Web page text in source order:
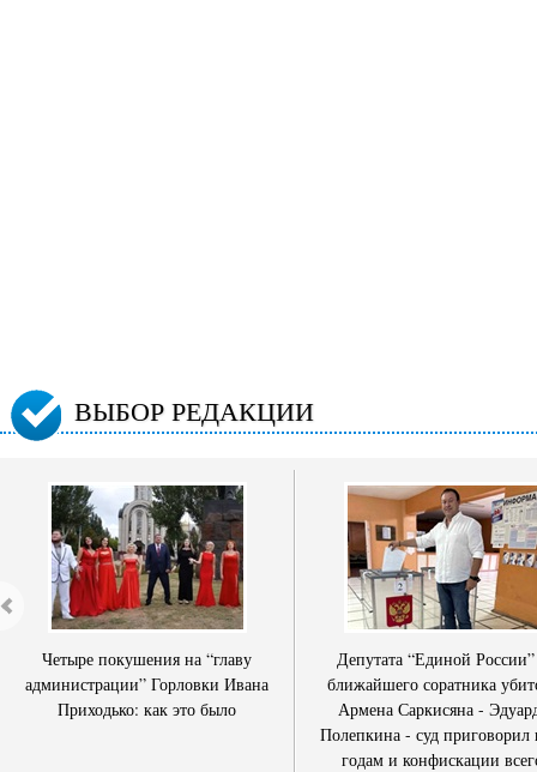
ВЫБОР РЕДАКЦИИ
Четыре покушения на “главу
администрации” Горловки Ивана
Приходько: как это было
Депутата “Единой
ближайшего соратника
Армена Саркисяна -
Полепкина - суд приговорил
годам и конфискации